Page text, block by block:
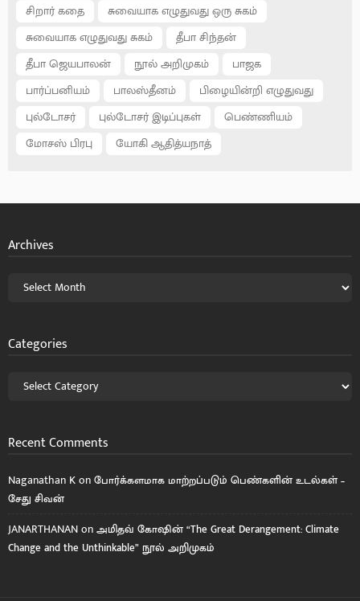
சிறார் கதை
சுவையாக எழுதுவது ஒரு சுகம்
சுவையாக எழுதுவது சுகம்
தீபா சிந்தன்
தீபா ஜெயபாலன்
நூல் அறிமுகம்
பாஜக
பார்ப்பனியம்
பாலஸ்தீனம்
பிழையின்றி எழுதுவது
புல்டோசர்
புல்டோசர் இடிப்புகள்
பெண்ணியம்
மோசஸ் பிரபு
யோகி ஆதித்யநாத்
Archives
Categories
Recent Comments
Naganathan Konபோர்க்களமாக மாற்றப்படும் பெண்களின் உடல்கள் –
சேது சிவன்
JANARTHANANonஅமிதவ் கோஷின் “The Great Derangement: Climate
Change and the Unthinkable” நூல் அறிமுகம்